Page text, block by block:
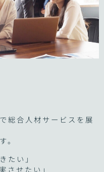
総合人材サービスを展
。
たい」
させたい」